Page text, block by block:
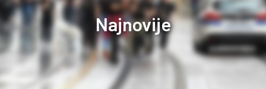
Najnovije